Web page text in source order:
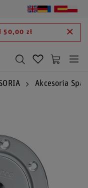
50,00 zł
Akcesoria